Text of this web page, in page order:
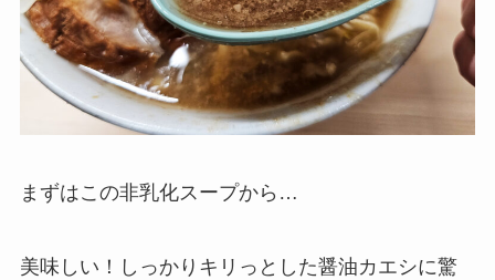
まずはこの非乳化スープから…
美味しい！しっかりキリっとした醤油カエシに驚